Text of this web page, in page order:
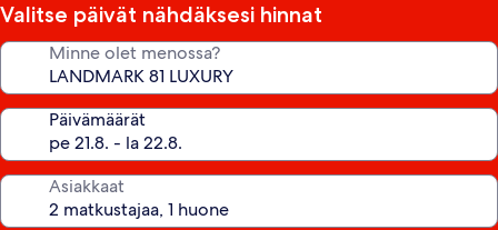
Valitse päivät nähdäksesi hinnat
Minne olet menossa?
Päivämäärät
Asiakkaat